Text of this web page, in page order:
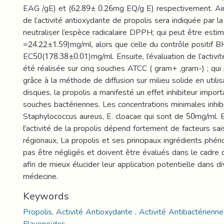
EAG /gE) et (62.89± 0.26mg EQ/g E) respectivement.
de l’activité antioxydante de propolis sera indiquée par
neutraliser l’espèce radicalaire DPPH; qui peut être
=24.22±1.59)mg/ml, alors que celle du contrôle positif
EC50(178.38±0.01)mg/ml. Ensuite, l’évaluation de
été réalisée sur cinq souches ATCC ( gram+ ,gram-) ;
grâce à la méthode de diffusion sur milieu solide en
disques, la propolis a manifesté un effet inhibiteur
souches bactériennes. Les concentrations minimales
Staphylococcus aureus, E. cloacae qui sont de 50mg/ml.
l'activité de la propolis dépend fortement de facteurs
régionaux, La propolis et ses principaux ingrédients
pas être négligés et doivent être évalués dans le cadre
afin de mieux élucider leur application potentielle dans
médecine.
Keywords
Propolis, Activité Antioxydante , Activité